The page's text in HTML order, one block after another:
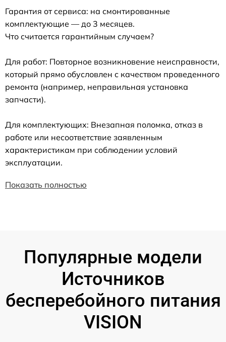
Гарантия от сервиса: на смонтированные
комплектующие — до 3 месяцев.
Что считается гарантийным случаем?
Для работ: Повторное возникновение неисправности,
который прямо обусловлен с качеством проведенного
ремонта (например, неправильная установка
запчасти).
Для комплектующих: Внезапная поломка, отказ в
работе или несоответствие заявленным
характеристикам при соблюдении условий
эксплуатации.
Показать полностью
Популярные модели
Источников
бесперебойного питания
VISION